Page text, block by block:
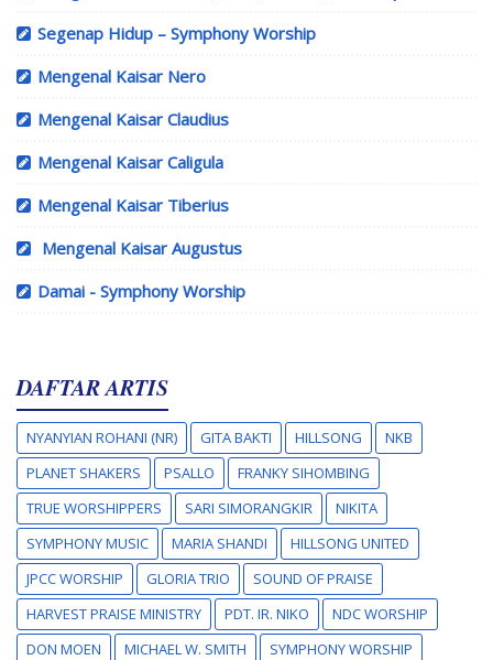
Segenap Hidup – Symphony Worship
Mengenal Kaisar Nero
Mengenal Kaisar Claudius
Mengenal Kaisar Caligula
Mengenal Kaisar Tiberius
Mengenal Kaisar Augustus
Damai - Symphony Worship
DAFTAR ARTIS
NYANYIAN ROHANI (NR) GITA BAKTI HILLSONG
NKB
PLANET SHAKERS
PSALLO
FRANKY SIHOMBING
TRUE WORSHIPPERS
SARI SIMORANGKIR
NIKITA
SYMPHONY MUSIC
MARIA SHANDI
HILLSONG UNITED
JPCC WORSHIP
GLORIA TRIO
SOUND OF PRAISE
HARVEST PRAISE MINISTRY
PDT. IR. NIKO
NDC WORSHIP
DON MOEN
MICHAEL W. SMITH
SYMPHONY WORSHIP